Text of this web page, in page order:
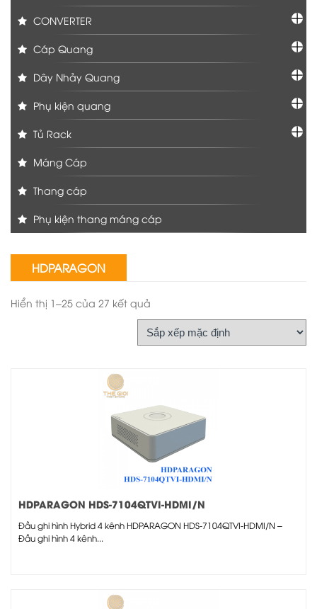
CONVERTER
Cáp Quang
Dây Nhảy Quang
Phụ kiện quang
Tủ Rack
Máng Cáp
Thang cáp
Phụ kiện thang máng cáp
HDPARAGON
Hiển thị 1–25 của 27 kết quả
HDPARAGON HDS-7104QTVI-HDMI/N
Đầu ghi hình Hybrid 4 kênh HDPARAGON HDS-7104QTVI-HDMI/N –
Đầu ghi hình 4 kênh...